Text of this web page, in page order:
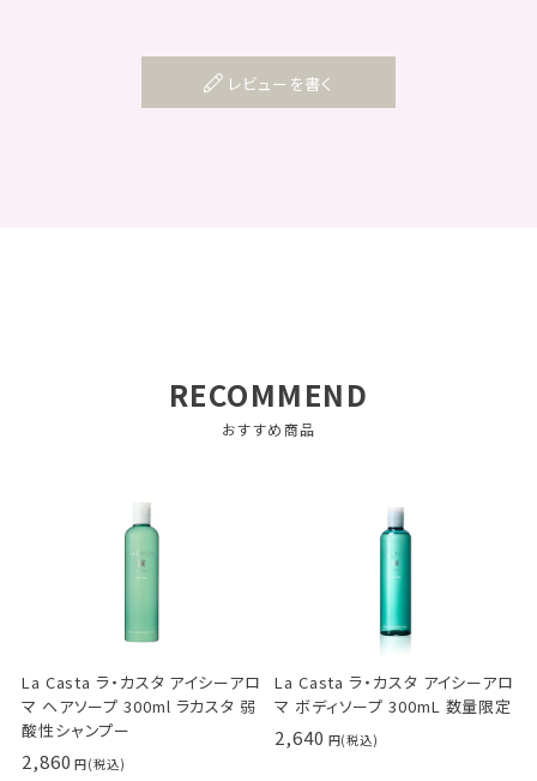
レビューを書く
RECOMMEND
おすすめ商品
La Casta ラ・カスタ アイシーアロ
マ ヘアソープ 300ml ラカスタ 弱
酸性シャンプー
2,860
La Casta ラ・カスタ アイシーアロ
マ ボディソープ 300mL 数量限定
2,640